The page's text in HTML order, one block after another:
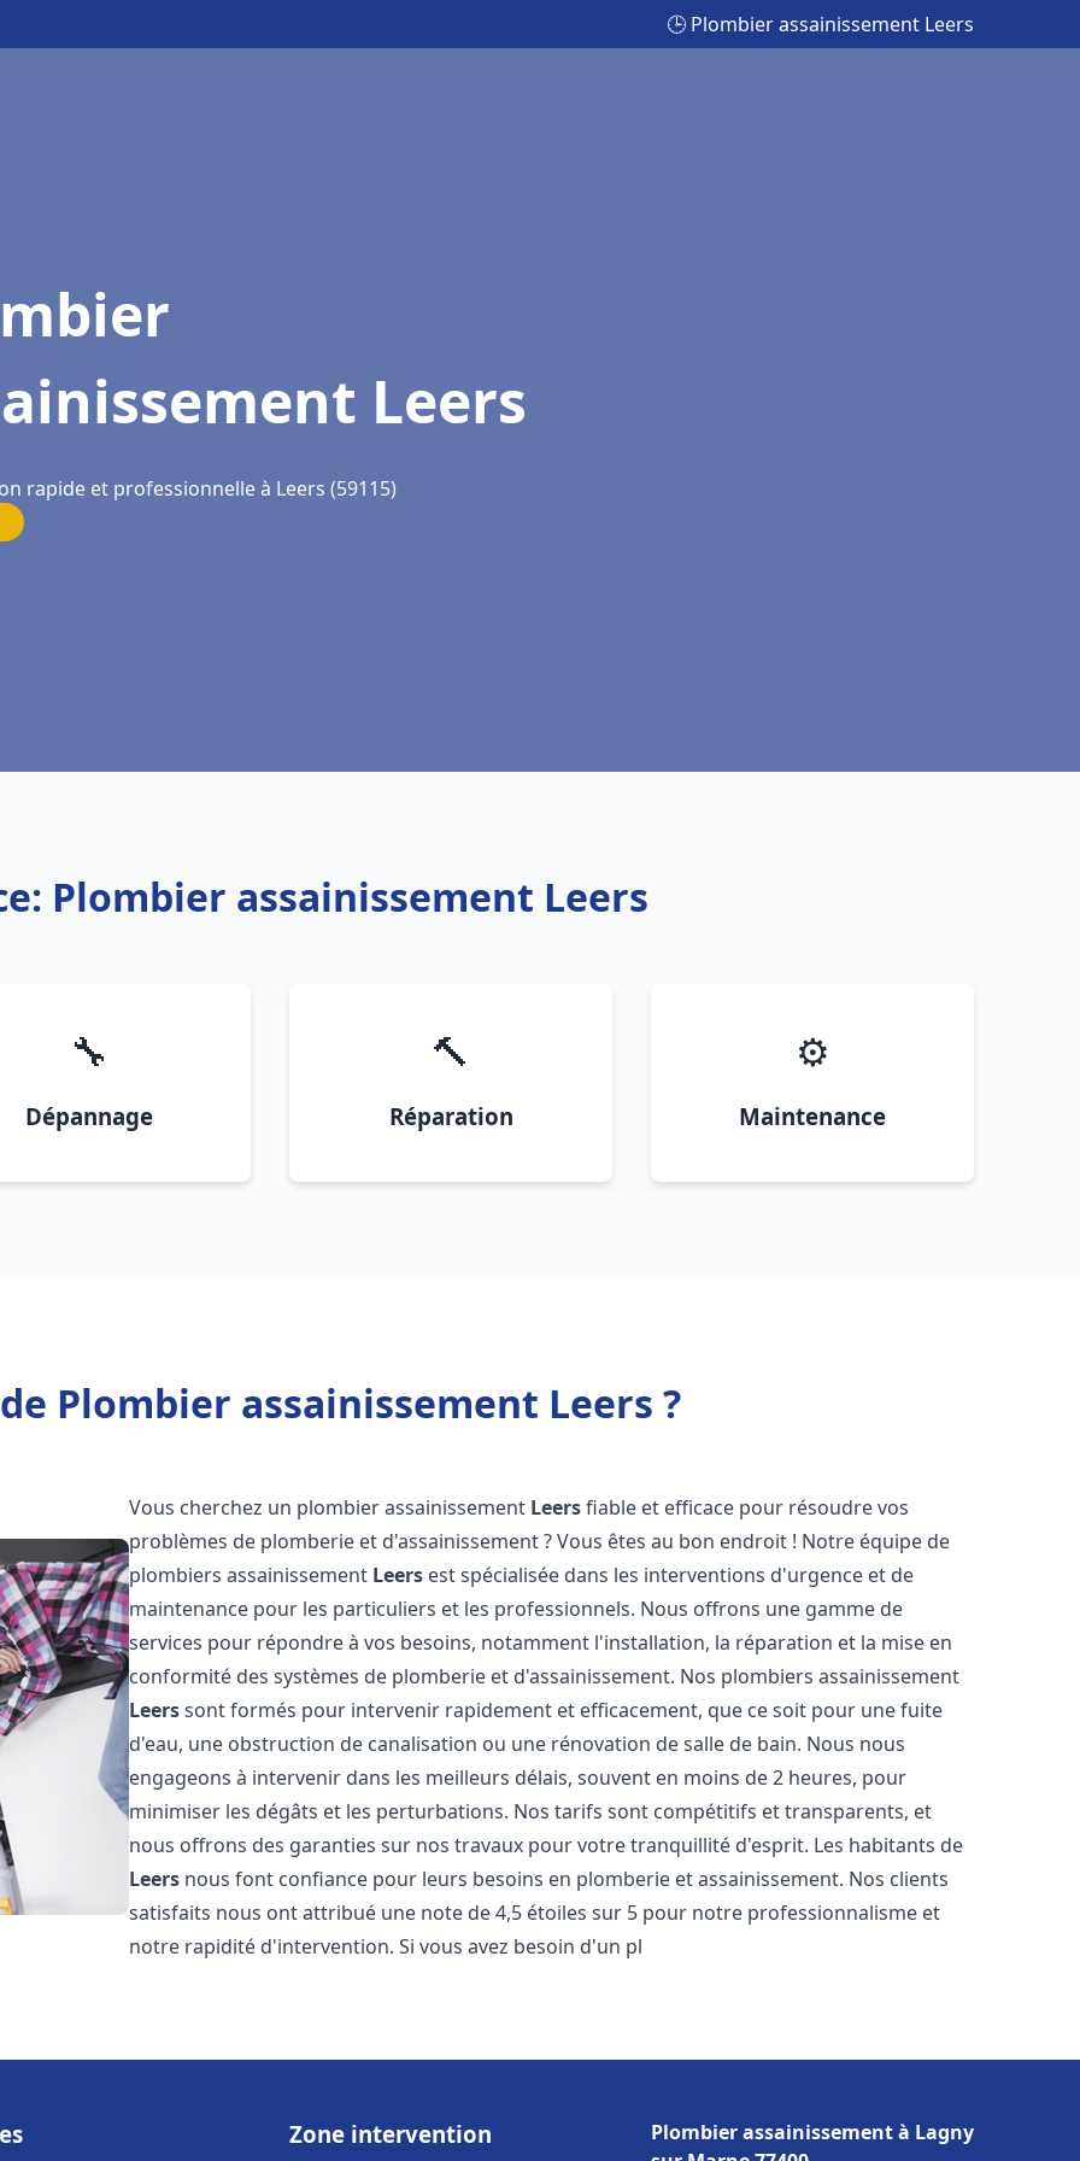
🕒 Plombier assainissement Leers
Leers
rapide et professionnelle à Leers (59115)
Plombier assainissement Leers
🔧
Dépannage
🔨
Réparation
⚙️
Maintenance
Plombier assainissement Leers ?
Vous cherchez un plombier assainissement Leersfiable et efficace pour résoudre vos
problèmes de plomberie et d'assainissement ? Vous êtes au bon endroit ! Notre équipe de
plombiers assainissement Leers est spécialisée dans les interventions d'urgence et de
maintenance pour les particuliers et les professionnels. Nous offrons une gamme de
services pour répondre à vos besoins, notamment l'installation, la réparation et la mise en
conformité des systèmes de plomberie et d'assainissement. Nos plombiers assainissement
Leerssont formés pour intervenir rapidement et efficacement, que ce soit pour une fuite
d'eau, une obstruction de canalisation ou une rénovation de salle de bain. Nous nous
engageons à intervenir dans les meilleurs délais, souvent en moins de 2 heures, pour
minimiser les dégâts et les perturbations. Nos tarifs sont compétitifs et transparents, et
nous offrons des garanties sur nos travaux pour votre tranquillité d'esprit. Les habitants de
Leers nous font confiance pour leurs besoins en plomberie et assainissement. Nos clients
satisfaits nous ont attribué une note de 4,5 étoiles sur 5 pour notre professionnalisme et
notre rapidité d'intervention. Si vous avez besoin d'un pl
Zone intervention
Plombier assainissement à Lagny